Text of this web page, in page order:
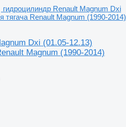
гидроцилиндр Renault Magnum Dxi
тягача Renault Magnum (1990-2014)
Dxi (01.05-12.13)
Magnum (1990-2014)